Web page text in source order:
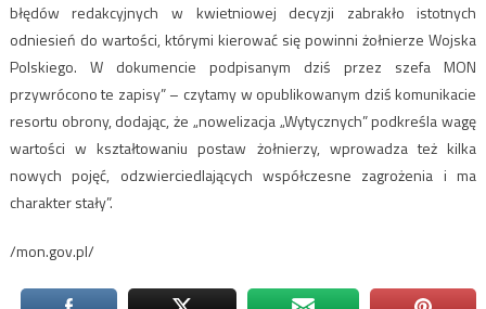
błędów redakcyjnych w kwietniowej decyzji zabrakło istotnych
odniesień do wartości, którymi kierować się powinni żołnierze Wojska
Polskiego. W dokumencie podpisanym dziś przez szefa MON
przywrócono te zapisy” – czytamy w opublikowanym dziś komunikacie
resortu obrony, dodając, że „nowelizacja „Wytycznych” podkreśla wagę
wartości w kształtowaniu postaw żołnierzy, wprowadza też kilka
nowych pojęć, odzwierciedlających współczesne zagrożenia i ma
charakter stały”.
/mon.gov.pl/